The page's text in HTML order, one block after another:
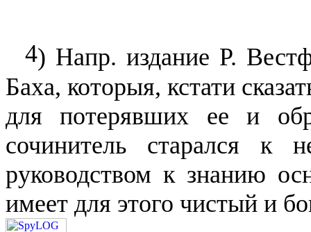
4) Напр. издание Р.
Баха, которыя, кстати
для потерявших ее и
сочинитель старался к
руководством к знанию
имеет для этого чистый и